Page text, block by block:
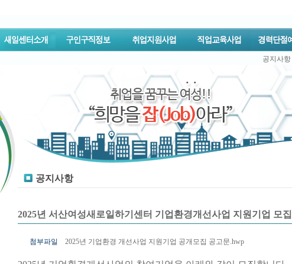
공지사항
공지사항
2025년 서산여성새로일하기센터 기업환경개선사업 지원기업 모
첨부파일 2025년 기업환경 개선사업 지원기업 공개모집 공고문.hwp